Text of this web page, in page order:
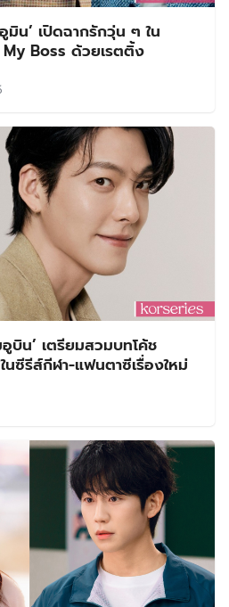
น’ เปิดฉากรักวุ่น ๆ ใน
Boss ด้วยเรตติ้ง
บิน’ เตรียมสวมบทโค้ช
ซีรีส์กีฬา-แฟนตาซีเรื่องใหม่